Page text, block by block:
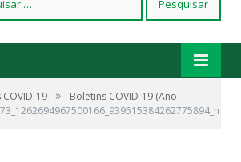
19 »
Boletins COVID-19 (Ano